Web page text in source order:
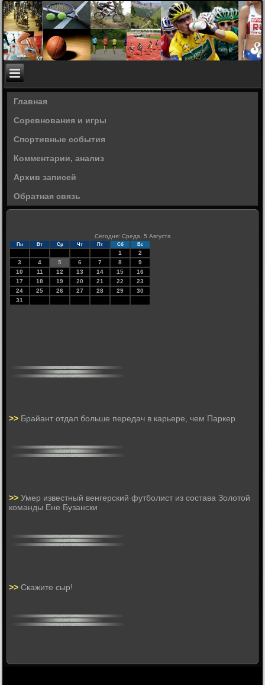
Главная
Соревнования и игры
Спортивные события
Комментарии, анализ
Архив записей
Обратная связь
Сегодня: Среда, 5 Августа
Пн Вт Ср Чт Пт Сб Вс
1
2
3
4 5 6 7 8
9
10
11 12 13 14 15
16
17
18 19 20 21 22
23
24
25 26 27 28 29
30
31
>> Брайант отдал больше передач в карьере, чем Паркер
>>Умер известный венгерский футболист из состава Золотой
команды Ене Бузански
>>Скажите сыр!